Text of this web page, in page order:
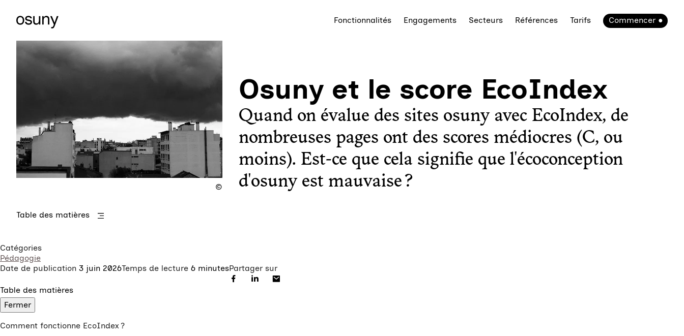
Fonctionnalités Engagements Secteurs Références Tarifs Commencer
Osuny et le score EcoIndex
Quand on évalue des sites osuny avec EcoIndex, de
nombreuses pages ont des scores médiocres (C, ou
moins). Est-ce que cela signifie que l'écoconception
d'osuny est mauvaise ?
Table des matières
Catégories
Pédagogie
Date de publication 3 juin 2026Temps de lecture 6 minutesPartager sur
Table des matières
Fermer
Comment fonctionne EcoIndex ?